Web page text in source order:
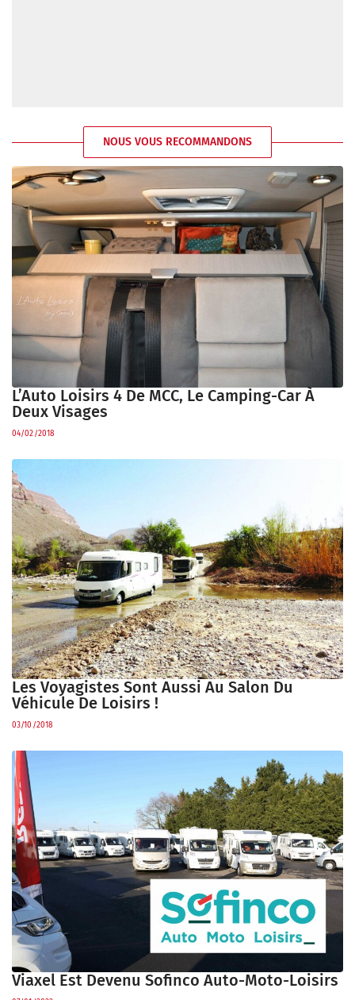
NOUS VOUS RECOMMANDONS
L’Auto Loisirs 4 De MCC, Le Camping-Car À
Deux Visages
04/02/2018
Les Voyagistes Sont Aussi Au Salon Du
Véhicule De Loisirs !
03/10/2018
Viaxel Est Devenu Sofinco Auto-Moto-Loisirs